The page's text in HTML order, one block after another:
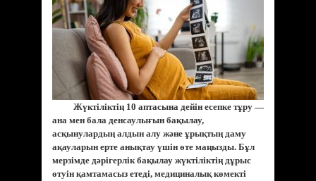
Жүктіліктің 10 аптасына дейін есепке тұру —
ана мен бала денсаулығын бақылау,
асқынулардың алдын алу және ұрықтың даму
ақауларын ерте анықтау үшін өте маңызды. Бұл
мерзімде дәрігерлік бақылау жүктіліктің дұрыс
өтуін қамтамасыз етеді, медициналық көмекті